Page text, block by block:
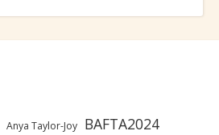
Anya Taylor-Joy BAFTA2024